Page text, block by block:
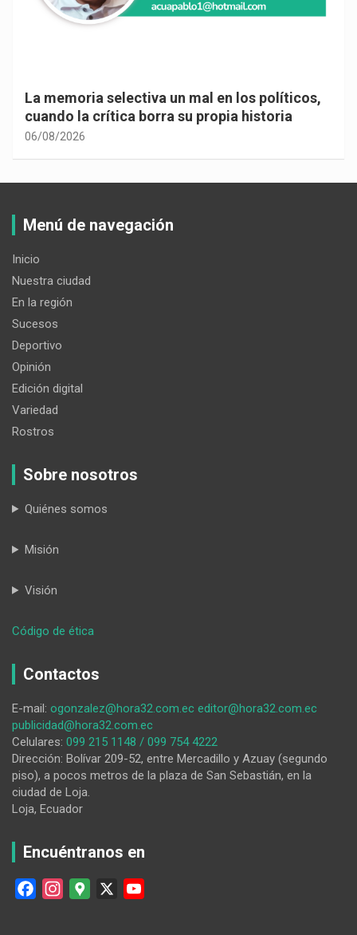
La memoria selectiva un mal en los políticos,
cuando la crítica borra su propia historia
06/08/2026
Menú de navegación
Inicio
Nuestra ciudad
En la región
Sucesos
Deportivo
Opinión
Edición digital
Variedad
Rostros
Sobre nosotros
Quiénes somos
Misión
Visión
Código de ética
aplacan
conato
de
incendio
en
donde
Contactos
E-mail: ogonzalez@hora32.com.ec editor@hora32.com.ec
publicidad@hora32.com.ec
Celulares: 099 215 1148 / 099 754 4222
Dirección: Bolívar 209-52, entre Mercadillo y Azuay (segundo
piso), a pocos metros de la plaza de San Sebastián, en la
ciudad de Loja.
Loja, Ecuador
Encuéntranos en